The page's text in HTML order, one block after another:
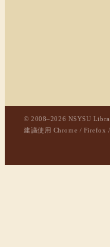
© 2008–2026 NSYSU
建議使用 Chrome / Firefox